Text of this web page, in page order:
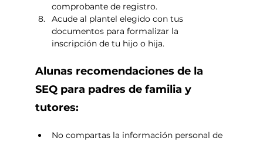
comprobante de registro.
Acude al plantel elegido con tus
documentos para formalizar la
inscripción de tu hijo o hija.
Alunas recomendaciones de la
SEQ para padres de familia y
tutores:
No compartas la información personal de